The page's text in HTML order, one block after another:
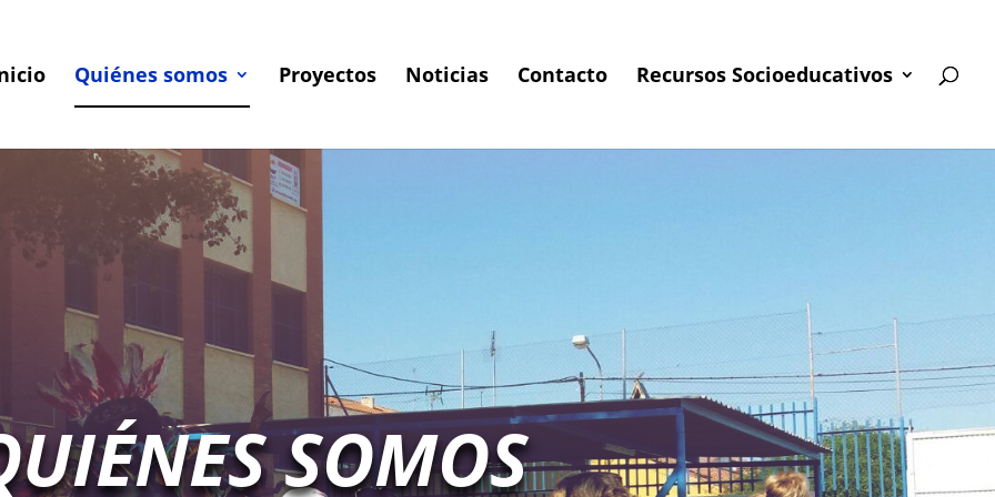
Quiénes somos Proyectos Noticias Contacto Recursos Socioeducativos
SOMOS